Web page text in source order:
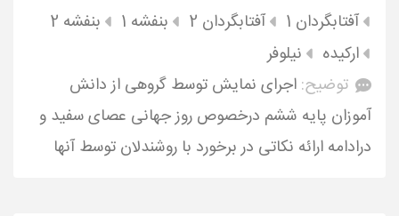
آفتابگردان 1
آفتابگردان 2 بنفشه 1
بنفشه 2
ارکیده
نیلوفر
توضیح: اجرای نمایش توسط گروهی از دانش
آموزان پایه ششم درخصوص روز جهانی عصای سفید و
درادامه ارائه نکاتی در برخورد با روشندلان توسط آنها